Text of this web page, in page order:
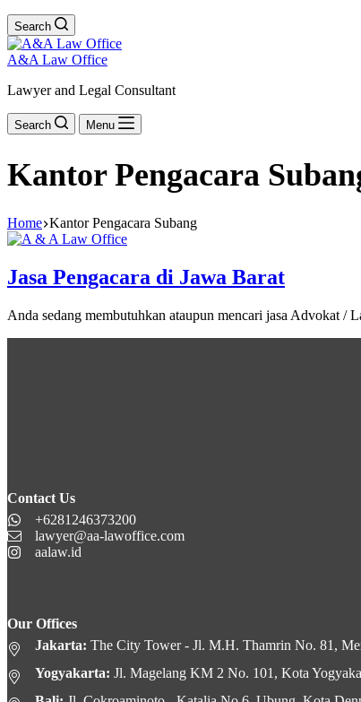
Search
A&A Law Office
Lawyer and Legal Consultant
Search Menu
Kantor Pengacara
Home Kantor Pengacara Subang
Jasa Pengacara di Jawa Barat
Anda sedang membutuhkan ataupun mencari jasa Advokat
Contact Us
+6281246373200
lawyer@aa-lawoffice.com
aalaw.id
Our Offices
Jakarta: The City Tower - Jl. M.H. Thamrin No. 81,
Yogyakarta: Jl. Magelang KM 2 No. 101, Kota